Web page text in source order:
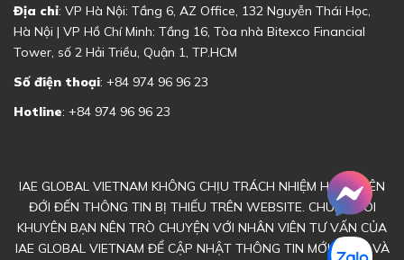
Địa chỉ: VP Hà Nội: Tầng 6, AZ Office, 132 Nguyễn Thái Học,
Hà Nội | VP Hồ Chí Minh: Tầng 16, Tòa nhà Bitexco Financial
Tower, số 2 Hải Triều, Quận 1, TP.HCM
Số điện thoại: +84 974 96 96 23
Hotline: +84 974 96 96 23
IAE GLOBAL VIETNAM KHÔNG CHỊU TRÁCH NHIỆM HOẶC LIÊN
ĐỚI ĐẾN THÔNG TIN BỊ THIẾU TRÊN WEBSITE. CHÚNG TÔI
KHUYÊN BẠN NÊN TRÒ CHUYỆN VỚI NHÂN VIÊN TƯ VẤN CỦA
IAE GLOBAL VIETNAM ĐỂ CẬP NHẬT THÔNG TIN MỚI NHẤT VÀ